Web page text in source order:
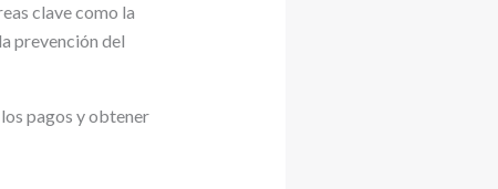
clave como la
prevención del
pagos y obtener